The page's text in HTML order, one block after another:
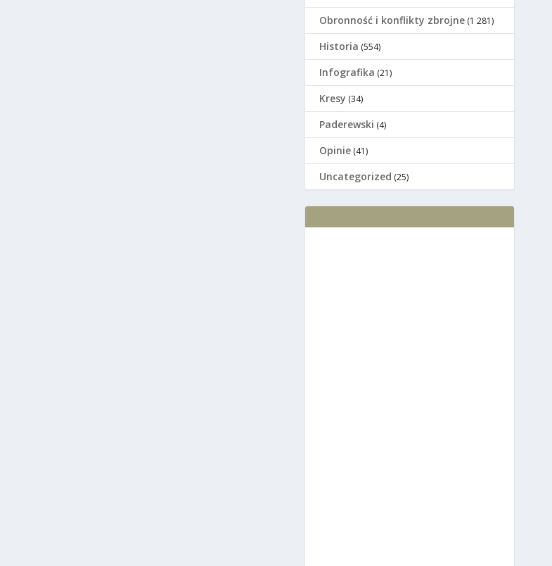
Оbronność i konflikty zbrojne (1 281)
Historia (554)
Infografika (21)
Kresy (34)
Paderewski (4)
Opinie (41)
Uncategorized (25)